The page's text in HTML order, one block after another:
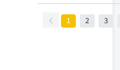
1 2 3